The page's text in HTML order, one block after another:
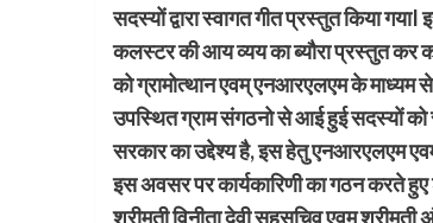
सदस्यों द्वारा स्वागत गीत प्रस्तुत किया
कलस्टर की आय व्यय का ब्यौरा प्रस्तुत कर
को ग्रामोत्थान एवम् एनआरएलएम के माध्यम से
उपस्थित ग्राम संगठनो से आई हुई सदस्यों
सरकार का उद्देश्य है, इस हेतु एनआरएलएम
इस अवसर पर कार्यकारिणी का गठन करते हुए
श्रीमती विनीता देवी सहसचिव एवम्